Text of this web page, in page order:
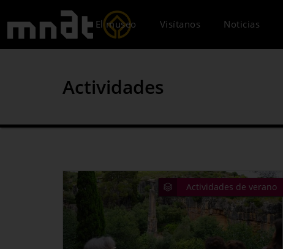
El museo Visítanos Noticias
Actividades
Fin de semanaActividades de verano